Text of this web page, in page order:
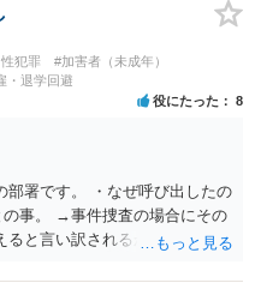
犯罪
#加害者（未成年）
・退学回避
役にたった 8
部署です。 ・なぜ呼び出したの
事。 →事件捜査の場合にその
ると言い訳されるからです。 ・
では。 そもそも痴漢をやって